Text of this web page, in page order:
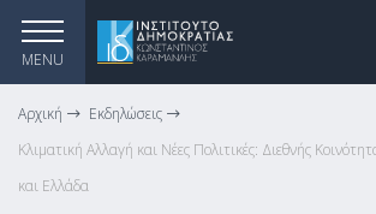
MENU
Αρχική
Εκδηλώσεις
Κλιματική Αλλαγή και Νέες Πολιτικές: Διεθνής
και Ελλάδα